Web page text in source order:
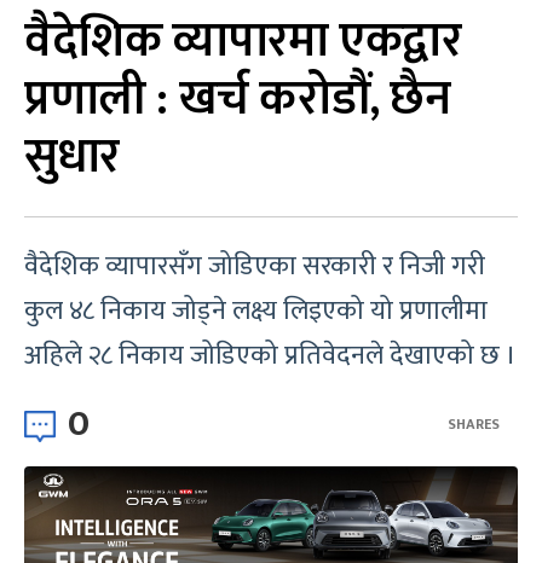
वैदेशिक व्यापारमा एकद्वार
प्रणाली : खर्च करोडौं, छैन
सुधार
वैदेशिक व्यापारसँग जोडिएका सरकारी र निजी गरी
कुल ४८ निकाय जोड्ने लक्ष्य लिइएको यो प्रणालीमा
अहिले २८ निकाय जोडिएको प्रतिवेदनले देखाएको छ ।
0 SHARES